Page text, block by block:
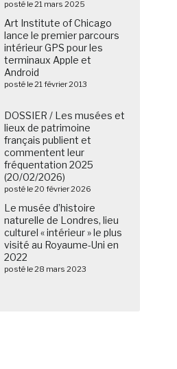
posté le 21 mars 2025
Art Institute of Chicago
lance le premier parcours
intérieur GPS pour les
terminaux Apple et
Android
posté le 21 février 2013
DOSSIER / Les musées et
lieux de patrimoine
français publient et
commentent leur
fréquentation 2025
(20/02/2026)
posté le 20 février 2026
Le musée d’histoire
naturelle de Londres, lieu
culturel « intérieur » le plus
visité au Royaume-Uni en
2022
posté le 28 mars 2023